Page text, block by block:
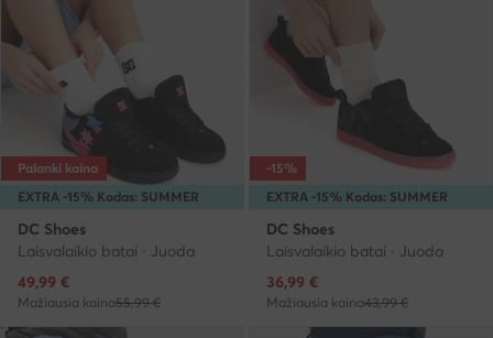
EXTRA -15% Kodas: SUMMER
Palanki kaina
DC Shoes
Laisvalaikio batai · Juoda
Dabartinė kaina
49,99 €
Mažiausia kaina55,99 €
EXTRA -15% Kodas: SUMMER
-15%
DC Shoes
Laisvalaikio batai · Juoda
Dabartinė kaina
36,99 €
Mažiausia kaina43,99 €